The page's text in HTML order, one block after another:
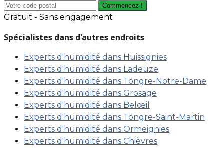
Commencez !
Gratuit - Sans engagement
Spécialistes dans d'autres endroits
Experts d'humidité dans Huissignies
Experts d'humidité dans Ladeuze
Experts d'humidité dans Tongre-Notre-Dame
Experts d'humidité dans Grosage
Experts d'humidité dans Belœil
Experts d'humidité dans Tongre-Saint-Martin
Experts d'humidité dans Ormeignies
Experts d'humidité dans Chièvres